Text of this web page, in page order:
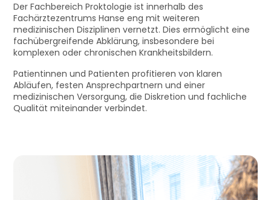
Der Fachbereich Proktologie ist innerhalb des
Fachärztezentrums Hanse eng mit weiteren
medizinischen Disziplinen vernetzt. Dies ermöglicht eine
fachübergreifende Abklärung, insbesondere bei
komplexen oder chronischen Krankheitsbildern.
Patientinnen und Patienten profitieren von klaren
Abläufen, festen Ansprechpartnern und einer
medizinischen Versorgung, die Diskretion und fachliche
Qualität miteinander verbindet.